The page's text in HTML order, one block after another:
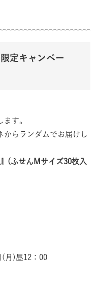
定キャンペー
す。
らランダムでお届けし
(ふせんMサイズ30枚入
(月)昼12：00